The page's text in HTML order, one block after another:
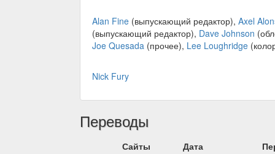
Alan Fine (выпускающий редактор), Axel
(выпускающий редактор), Dave Johnson
Joe Quesada (прочее), Lee Loughridge
Nick Fury
Переводы
Сайты Дата